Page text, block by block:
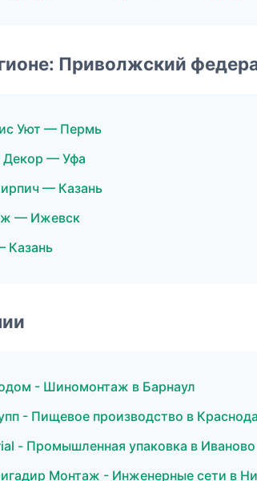
Приволжский
Уют — Пермь
Декор — Уфа
— Казань
— Ижевск
Казань
- Шиномонтаж в Барнаул
- Пищевое производство в
- Промышленная упаковка в Иваново
Монтаж - Инженерные сети в